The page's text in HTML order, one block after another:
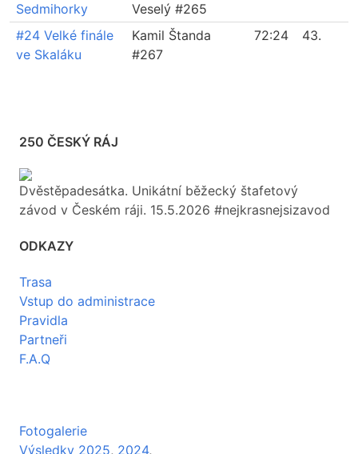
Sedmihorky
Veselý #265
#24 Velké finále
ve Skaláku
Kamil Štanda
#267
72:24 43.
250 ČESKÝ RÁJ
Dvěstěpadesátka. Unikátní běžecký štafetový
závod v Českém ráji. 15.5.2026 #nejkrasnejsizavod
ODKAZY
Trasa
Vstup do administrace
Pravidla
Partneři
F.A.Q
Fotogalerie
Výsledky 2025, 2024,